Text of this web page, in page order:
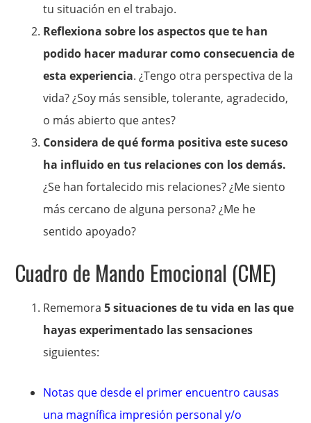
tu situación en el trabajo.
Reflexiona sobre los aspectos que te han
podido hacer madurar como consecuencia de
esta experiencia. ¿Tengo otra perspectiva de la
vida? ¿Soy más sensible, tolerante, agradecido,
o más abierto que antes?
Considera de qué forma positiva este suceso
ha influido en tus relaciones con los demás.
¿Se han fortalecido mis relaciones? ¿Me siento
más cercano de alguna persona? ¿Me he
sentido apoyado?
Cuadro de Mando Emocional (CME)
Rememora5 situaciones de tu vida en las que
hayas experimentado las sensaciones
siguientes:
Notas que desde el primer encuentro causas
una magnífica impresión personal y/o